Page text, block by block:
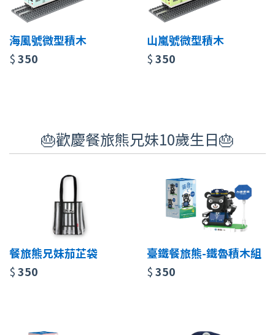
海風號微型積木
$350
山嵐號微型積木
$350
🎂歡慶餐旅熊兄妹10歲生日🎂
餐旅熊兄妹茄芷袋
$350
臺鐵餐旅熊-鐵魯積木組
$350